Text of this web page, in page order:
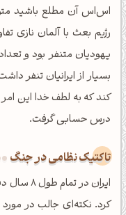
اس‌اس آن مطلع باشید
رژیم بعث با آلمان نازی
یهودیان متنفر بود و
بسیار از ایرانیان تنفر
کند که به لطف خدا این
درس حسابی گرفت.
تاکتیک نظامی در جنگ
ایران
کرد. نکته‌ای جالب در